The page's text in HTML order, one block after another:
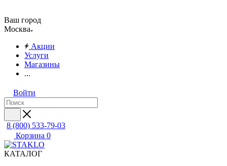
Ваш город
Москва
Акции
Услуги
Магазины
...
Войти
8 (800) 533-79-03
Корзина 0
КАТАЛОГ